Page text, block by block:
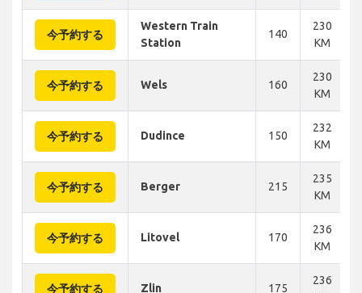
今予約する
Western Train
Station
140
230
KM
今予約する Wels 160
230
KM
今予約する Dudince 150
232
KM
今予約する Berger 215
235
KM
今予約する Litovel 170
236
KM
今予約する Zlin 175
236